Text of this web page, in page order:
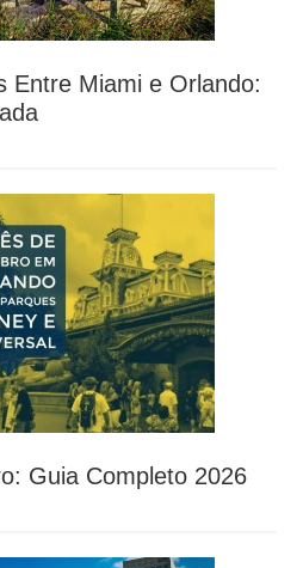
Entre Miami e Orlando:
Guia Completo 2026